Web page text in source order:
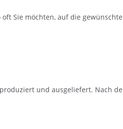
Sie möchten, auf die
und ausgeliefert. Nach